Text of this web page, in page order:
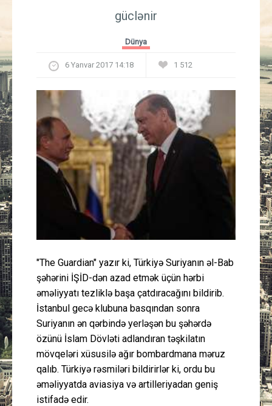
Güney Azərbaycan
Mədəniyyət
Müsahibə
Cəmiyyət
Peşə etikası
Əlaqə
güclənir
Dünya
6 Yanvar 2017 14:18 1 512
"The Guardian" yazır ki, Türkiyə Suriyanın əl-Bab
şəhərini İŞİD-dən azad etmək üçün hərbi
əməliyyatı tezliklə başa çatdıracağını bildirib.
İstanbul gecə klubuna basqından sonra
Suriyanın ən qərbində yerləşən bu şəhərdə
özünü İslam Dövləti adlandıran təşkilatın
mövqeləri xüsusilə ağır bombardmana məruz
qalıb. Türkiyə rəsmiləri bildirirlər ki, ordu bu
əməliyyatda aviasiya və artilleriyadan geniş
istifadə edir.